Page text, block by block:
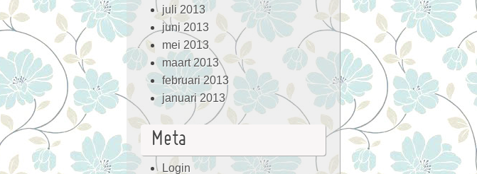
juli 2013
juni 2013
mei 2013
maart 2013
februari 2013
januari 2013
Meta
Login